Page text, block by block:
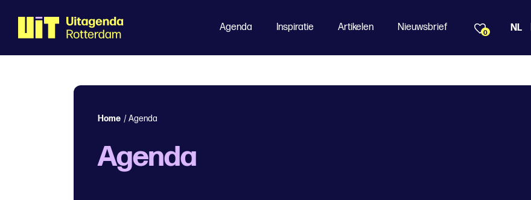
Agenda Inspiratie Artikelen Nieuwsbrief 0 NL
Home /Agenda
Agenda